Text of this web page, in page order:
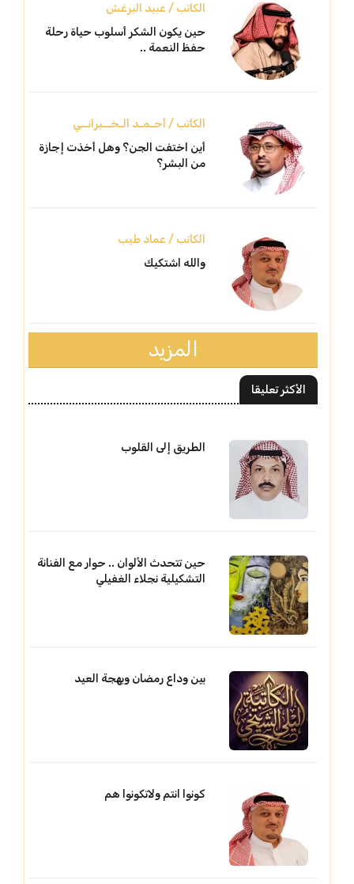
الكاتب / عبيد البرغش
حين يكون الشكر أسلوب حياة رحلة
حفظ النعمة ..
الكاتب / أحـمـد الـخــبرانــي
أين اختفت الجن؟ وهل أخذت إجازة
من البشر؟
الكاتب / عماد طيب
والله اشتكيك
المزيد
الأكثر تعليقا
الطريق إلى القلوب
حين تتحدث الألوان .. حوار مع الفنانة
التشكيلية نجلاء الغفيلي
بين وداع رمضان وبهجة العيد
كونوا انتم ولاتكونوا هم